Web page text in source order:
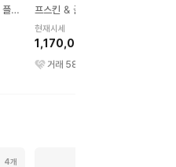
랩
프스킨 & 골드 메탈 케이
스 미디엄 블랙
현재시세
1,170,000원
거래 58
4개